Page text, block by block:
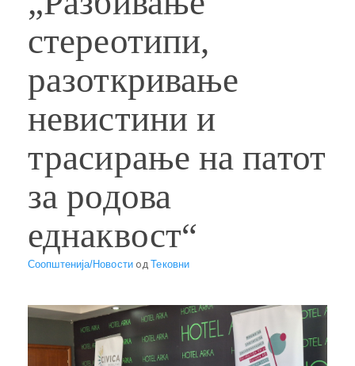
стереотипи,
разоткривање
невистини и
трасирање на патот
за родова
еднаквост“
Соопштенија/НовостиодТековни